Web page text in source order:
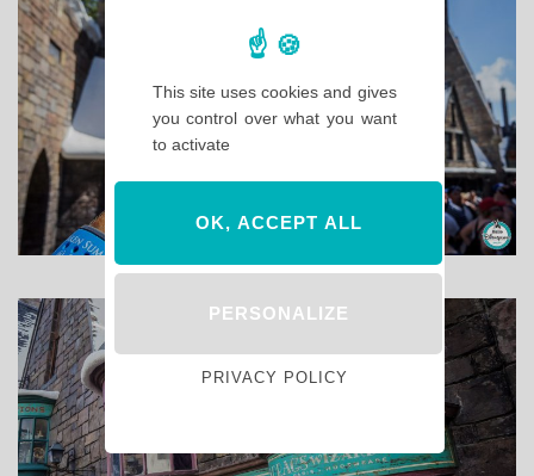
This site uses cookies and gives
you control over what you want
to activate
OK, ACCEPT ALL
PERSONALIZE
PRIVACY POLICY